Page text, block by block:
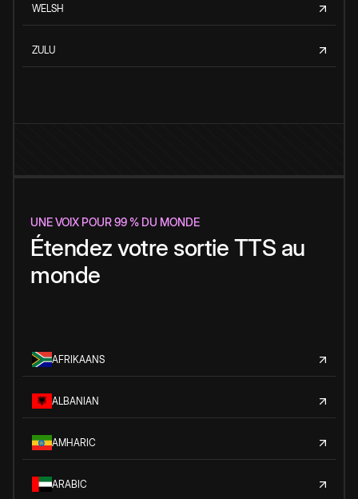
WELSH
ZULU
UNE VOIX POUR 99 % DU MONDE
Étendez votre sortie TTS au
monde
AFRIKAANS
ALBANIAN
AMHARIC
ARABIC